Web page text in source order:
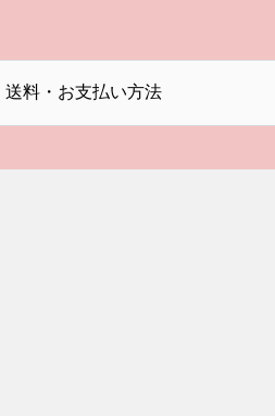
送料・お支払い方法